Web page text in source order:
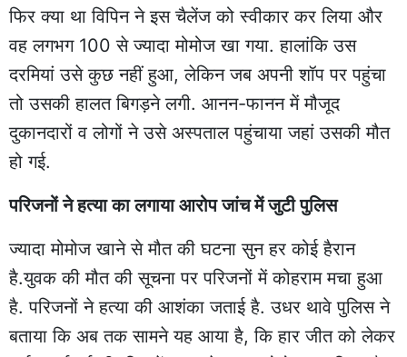
फिर क्या था विपिन ने इस चैलेंज को स्वीकार कर लिया और
वह लगभग 100 से ज्यादा मोमोज खा गया. हालांकि उस
दरमियां उसे कुछ नहीं हुआ, लेकिन जब अपनी शॉप पर पहुंचा
तो उसकी हालत बिगड़ने लगी. आनन-फानन में मौजूद
दुकानदारों व लोगों ने उसे अस्पताल पहुंचाया जहां उसकी मौत
हो गई.
परिजनों ने हत्या का लगाया आरोप जांच में जुटी पुलिस
ज्यादा मोमोज खाने से मौत की घटना सुन हर कोई हैरान
है.युवक की मौत की सूचना पर परिजनों में कोहराम मचा हुआ
है. परिजनों ने हत्या की आशंका जताई है. उधर थावे पुलिस ने
बताया कि अब तक सामने यह आया है, कि हार जीत को लेकर